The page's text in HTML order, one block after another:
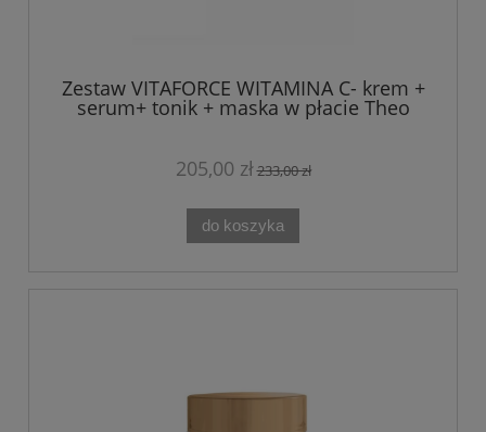
Zestaw VITAFORCE WITAMINA C- krem +
serum+ tonik + maska w płacie Theo
205,00 zł233,00 zł
do koszyka